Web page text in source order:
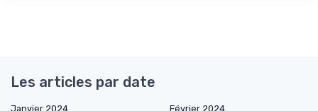
Les articles par date
Janvier 2024 Février 2024